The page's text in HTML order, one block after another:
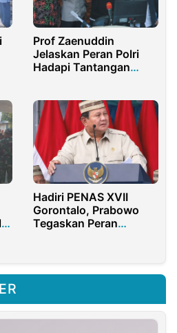
Prof Zaenuddin
Jelaskan Peran Polri
Hadapi Tantangan
Hadiri PENAS XVII
Gorontalo, Prabowo
Tegaskan Peran